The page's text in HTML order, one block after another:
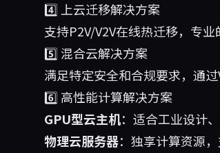
4️⃣ 上云迁移解决方案
支持P2V/V2V在线热迁移，专
5️⃣ 混合云解决方案
满足特定安全和合规要求，通
6️⃣ 高性能计算解决方案
GPU型云主机：适合工业设计
物理云服务器：独享计算资源